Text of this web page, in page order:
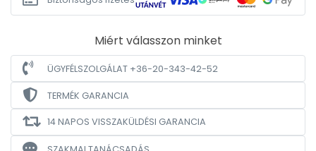
Miért válasszon minket
ÜGYFÉLSZOLGÁLAT +36-20-343-42-52
TERMÉK GARANCIA
14 NAPOS VISSZAKÜLDÉSI GARANCIA